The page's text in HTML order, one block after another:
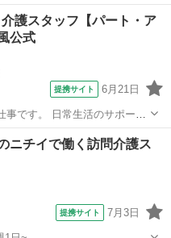
ビスを行っていただきます。
して行って頂きます （雨
護スタッフ【パート・ア
公式
提携サイト 6月21日
事です。 日常生活のサポート
など）をはじめ、レクリエー
書類作成、送迎業務など幅広
ニチイで働く訪問介護ス
提携サイト 7月3日